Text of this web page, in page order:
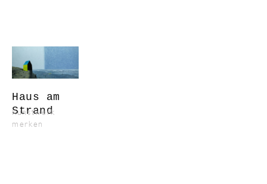
Kunstwerk
merken
Haus am
Strand